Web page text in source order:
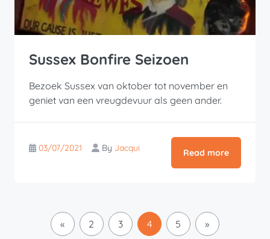
Sussex Bonfire Seizoen
Bezoek Sussex van oktober tot november en
geniet van een vreugdevuur als geen ander.
03/07/2021 By Jacqui Read more
« 2 3 4 5 »